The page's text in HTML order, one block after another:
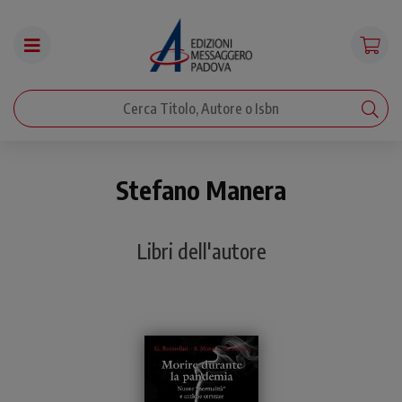
Stefano Manera
Libri dell'autore